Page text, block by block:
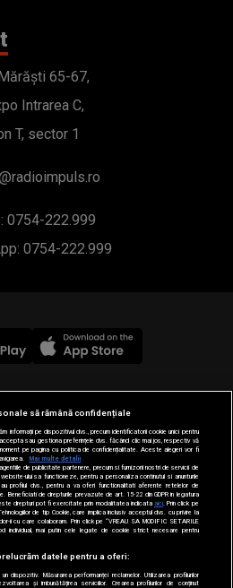
65-67,
Intrarea C,
T, sector 1
0754-222.999
0754-222.999
INTERNATIONAL SA, Toate
rezervate.
să rămână confidențiale
informații pe dispozitivul dvs., precum identificatorii cookie unici pentru
sau gestiona preferințele dvs. făcând clic mai jos, respectiv vă
pe pagina cu politica de confidențialitate. Aceste alegeri vor fi
Mai multe detalii
de publicitate partenere, precum si furnizorii nostri de servicii de
ului sa functioneze, pentru a personaliza continutul si anunturile
profilul dvs., pentru a va oferi functionalitati aferente retelelor de
Beneficiati de drepturile prevazute de art. 15-22 din GDPR in legatura
drepturi pot fi exercitate prin modalitatea indicataaici . Prin click pe
de tip Cookie, care implica inclusiv acceptul dvs. cu privire la
ii cu care colaboram. Prin click pe “VREAU SA MODIFIC SETARILE
individual, mai putin cele legate de cookie strict necesare pentru
datele pentru a oferi:
dispozitiv. Măsurarea performanței reclamelor. Utilizarea profilurilor
și îmbunătățirea serviciilor. Crearea profilurilor de conținut